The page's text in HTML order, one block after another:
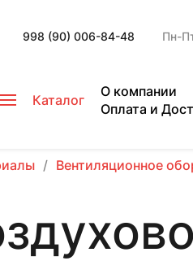
998 (90) 006-84-48 Пн-
Каталог
О компании
Оплата и
Вентиляционное